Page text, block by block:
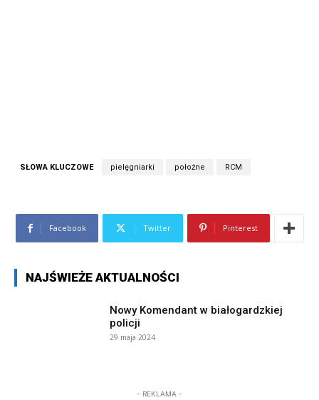
SŁOWA KLUCZOWE pielęgniarki położne RCM
Facebook Twitter Pinterest
NAJŚWIEŻE AKTUALNOŚCI
Nowy Komendant w białogardzkiej
policji
29 maja 2024
- REKLAMA -